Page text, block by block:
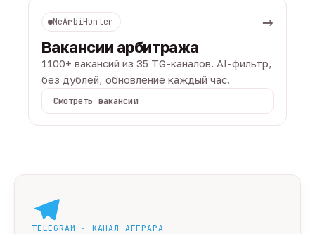
NeArbiHunter →
Вакансии арбитража
1100+ вакансий из 35 TG-каналов. AI-фильтр,
без дублей, обновление каждый час.
Смотреть вакансии
TELEGRAM · КАНАЛ AFFPAPA